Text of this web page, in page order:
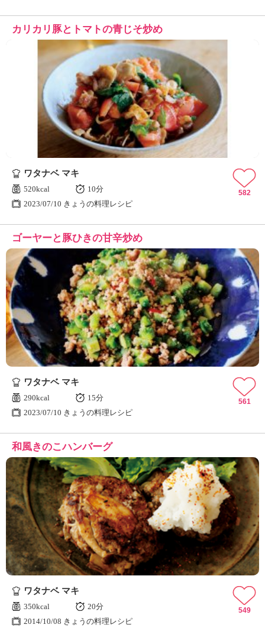
カリカリ豚とトマトの青じそ炒め
ワタナベ マキ
520kcal
10分
2023/07/10 きょうの料理レシピ
582
ゴーヤーと豚ひきの甘辛炒め
ワタナベ マキ
290kcal
15分
2023/07/10 きょうの料理レシピ
561
和風きのこハンバーグ
ワタナベ マキ
350kcal
20分
2014/10/08 きょうの料理レシピ
549